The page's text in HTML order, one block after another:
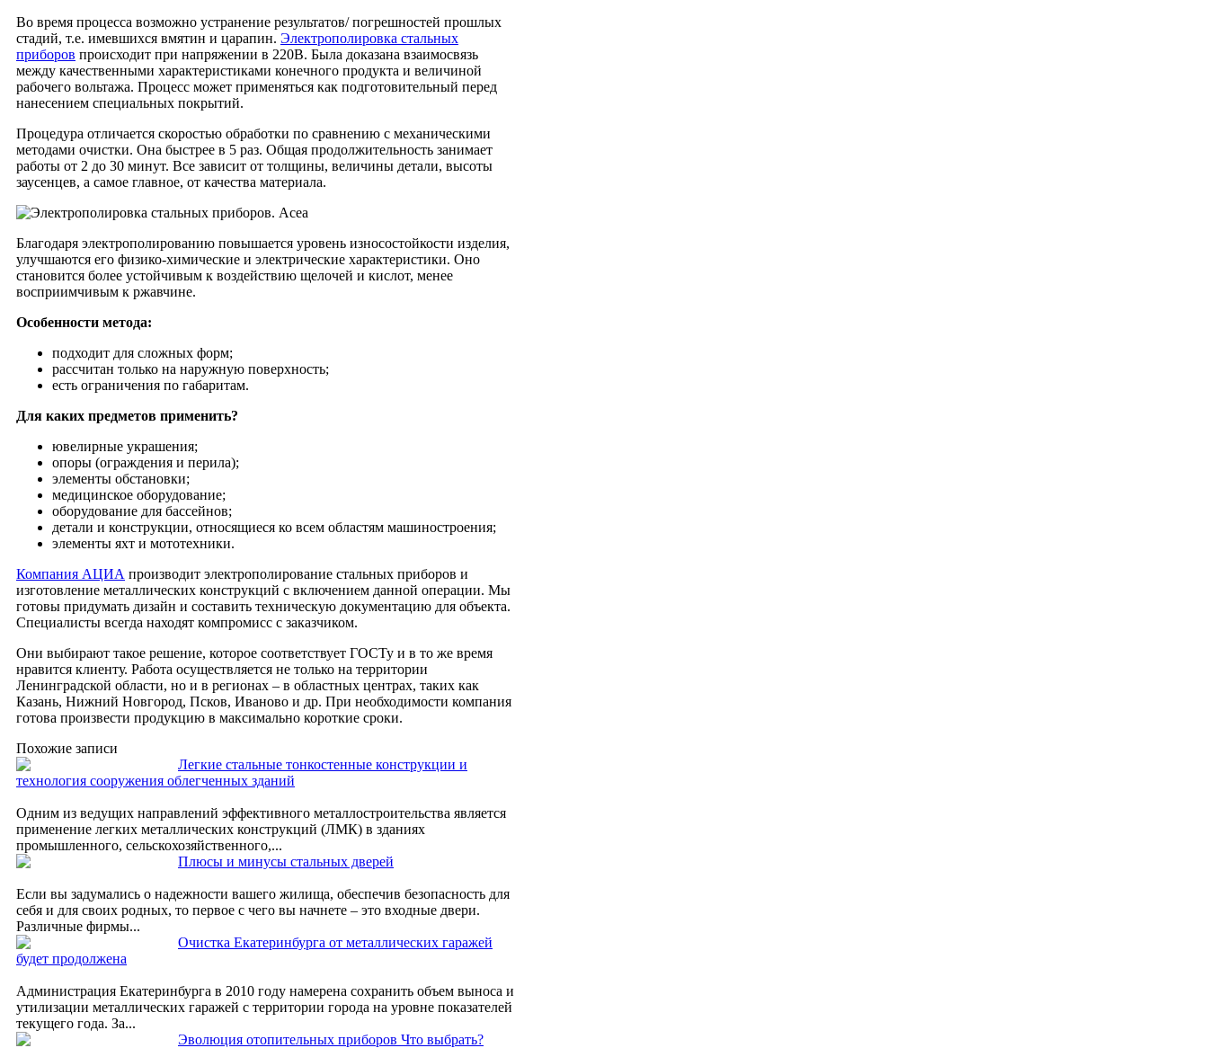
Во время процесса возможно устранение результатов/ погрешностей прошлых
стадий, т.е. имевшихся вмятин и царапин. Электрополировка стальных
приборов происходит при напряжении в 220В. Была доказана взаимосвязь
между качественными характеристиками конечного продукта и величиной
рабочего вольтажа. Процесс может применяться как подготовительный перед
нанесением специальных покрытий.
Процедура отличается скоростью обработки по сравнению с механическими
методами очистки. Она быстрее в 5 раз. Общая продолжительность занимает
работы от 2 до 30 минут. Все зависит от толщины, величины детали, высоты
заусенцев, а самое главное, от качества материала.
Благодаря электрополированию повышается уровень износостойкости изделия,
улучшаются его физико-химические и электрические характеристики. Оно
становится более устойчивым к воздействию щелочей и кислот, менее
восприимчивым к ржавчине.
Особенности метода:
подходит для сложных форм;
рассчитан только на наружную поверхность;
есть ограничения по габаритам.
Для каких предметов применить?
ювелирные украшения;
опоры (ограждения и перила);
элементы обстановки;
медицинское оборудование;
оборудование для бассейнов;
детали и конструкции, относящиеся ко всем областям машиностроения;
элементы яхт и мототехники.
Компания АЦИА производит электрополирование стальных приборов и
изготовление металлических конструкций с включением данной операции. Мы
готовы придумать дизайн и составить техническую документацию для объекта.
Специалисты всегда находят компромисс с заказчиком.
Они выбирают такое решение, которое соответствует ГОСТу и в то же время
нравится клиенту. Работа осуществляется не только на территории
Ленинградской области, но и в регионах – в областных центрах, таких как
Казань, Нижний Новгород, Псков, Иваново и др. При необходимости компания
готова произвести продукцию в максимально короткие сроки.
Похожие записи
Легкие стальные тонкостенные конструкции и
технология сооружения облегченных зданий
Одним из ведущих направлений эффективного металлостроительства является
применение легких металлических конструкций (ЛМК) в зданиях
промышленного, сельскохозяйственного,...
Плюсы и минусы стальных дверей
Если вы задумались о надежности вашего жилища, обеспечив безопасность для
себя и для своих родных, то первое с чего вы начнете – это входные двери.
Различные фирмы...
Очистка Екатеринбурга от металлических гаражей
будет продолжена
Администрация Екатеринбурга в 2010 году намерена сохранить объем выноса и
утилизации металлических гаражей с территории города на уровне показателей
текущего года. За...
Эволюция отопительных приборов Что выбрать?